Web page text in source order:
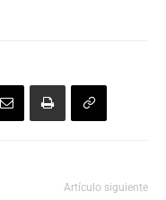
Artículo siguiente